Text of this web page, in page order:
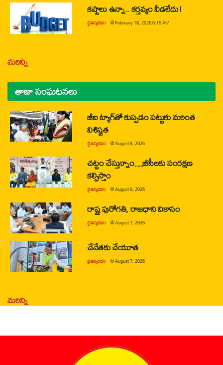
కష్టాలు ఉన్నా.. కర్తవ్యం వీడలేదు!
చైతన్యరధం @February 18, 2026 6:15 AM
మరిన్ని
తాజా సంఘటనలు
జీఐ ట్యాగ్‌తో కుప్పడం పట్టుకు మరింత
విశిష్టత
చైతన్యరధం @August 8, 2026
చట్టం చేస్తున్నాం…బీసీలకు సంరక్షణ
కల్పిస్తాం
చైతన్యరధం @August 8, 2026
రాష్ట్ర పురోగతి, రాజధాని వికాసం
చైతన్యరధం @August 7, 2026
చేనేతకు చేయూత
చైతన్యరధం @August 7, 2026
మరిన్ని